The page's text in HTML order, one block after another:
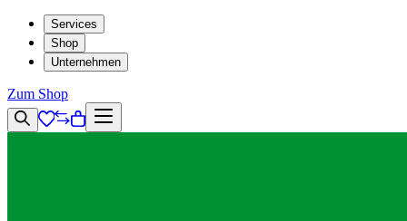
Services
Shop
Unternehmen
Zum Shop